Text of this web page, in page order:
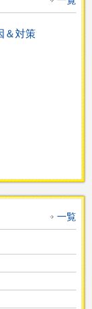
＆対策
一覧